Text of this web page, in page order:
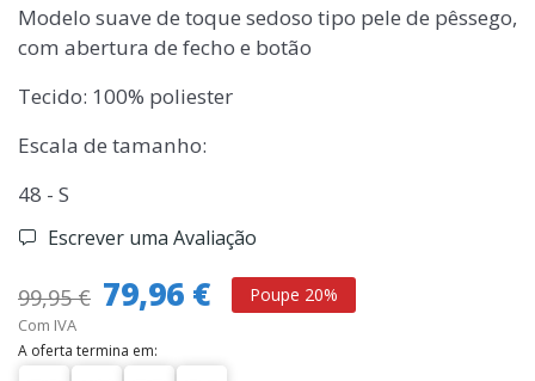
Modelo suave de toque sedoso tipo pele de pêssego,
com abertura de fecho e botão
Tecido: 100% poliester
Escala de tamanho:
48 - S
Escrever uma Avaliação
99,95 € 79,96 € Poupe 20%
Com IVA
A oferta termina em: